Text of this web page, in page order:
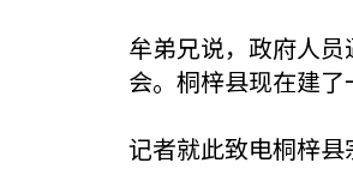
牟弟兄说，政府人
会。桐梓县现在建
记者就此致电桐梓县